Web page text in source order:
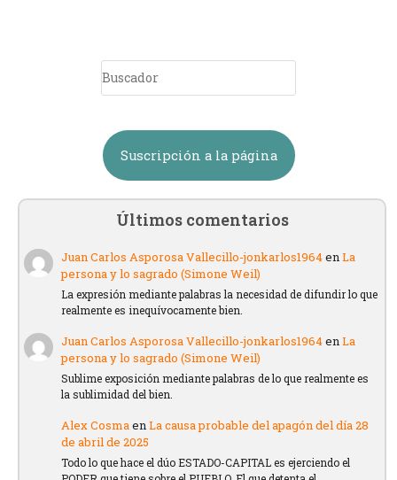
Suscripción a la página
Últimos comentarios
Juan Carlos Asporosa Vallecillo-jonkarlos1964enLa
persona y lo sagrado (Simone Weil)
La expresión mediante palabras la necesidad de difundir lo que
realmente es inequívocamente bien.
Juan Carlos Asporosa Vallecillo-jonkarlos1964enLa
persona y lo sagrado (Simone Weil)
Sublime exposición mediante palabras de lo que realmente es
la sublimidad del bien.
Alex CosmaenLa causa probable del apagón del día 28
de abril de 2025
Todo lo que hace el dúo ESTADO-CAPITAL es ejerciendo el